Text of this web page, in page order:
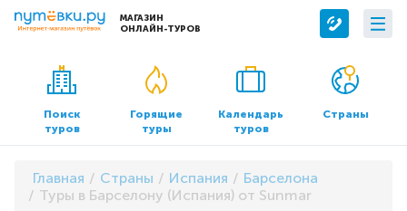
МАГАЗИН
ОНЛАЙН-ТУРОВ
Сервисы
Бронирование отелей
Трансфер
О компании
О нас
Контакты
Документы и реквизиты
Поиск
туров
Горящие
туры
Календарь
туров
Страны
Главная Страны Испания
Барселона
Туры в Барселону (Испания) от Sunmar